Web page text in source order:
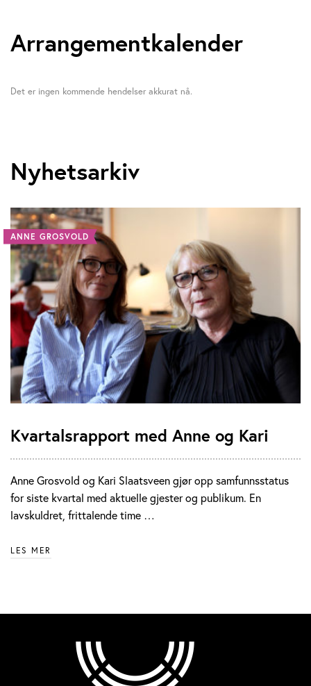
Arrangementkalender
Det er ingen kommende hendelser akkurat nå.
Nyhetsarkiv
ANNE GROSVOLD
Kvartalsrapport med Anne og Kari
Anne Grosvold og Kari Slaatsveen gjør opp samfunnsstatus
for siste kvartal med aktuelle gjester og publikum. En
lavskuldret, frittalende time …
LES MER